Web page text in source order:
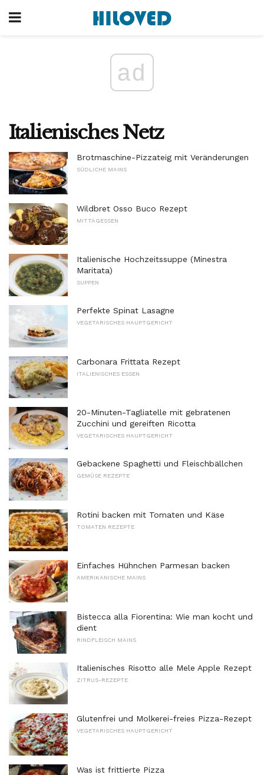
ad
Italienisches Netz
Brotmaschine-Pizzateig mit Veränderungen
SÜDLICHE MAINS
Wildbret Osso Buco Rezept
MITTAGESSEN
Italienische Hochzeitssuppe (Minestra
Maritata)
SUPPEN
Perfekte Spinat Lasagne
VEGETARISCHES HAUPTGERICHT
Carbonara Frittata Rezept
ITALIENISCHES ESSEN
20-Minuten-Tagliatelle mit gebratenen
Zucchini und gereiften Ricotta
VEGETARISCHES HAUPTGERICHT
Gebackene Spaghetti und Fleischbällchen
GEMÜSE REZEPTE
Rotini backen mit Tomaten und Käse
TOMATEN REZEPTE
Einfaches Hühnchen Parmesan backen
AMERIKANISCHE MAINS
Bistecca alla Fiorentina: Wie man kocht und
dient
RINDFLEISCH MAINS
Italienisches Risotto alle Mele Apple Rezept
ZITRUS-REZEPTE
Glutenfrei und Molkerei-freies Pizza-Rezept
VEGETARISCHES HAUPTGERICHT
Was ist frittierte Pizza